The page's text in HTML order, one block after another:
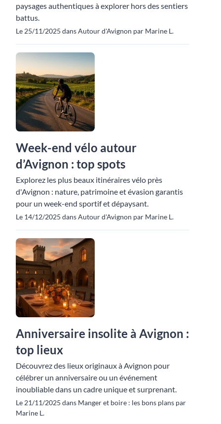
paysages authentiques à explorer hors des sentiers
battus.
Le 25/11/2025 dans Autour d'Avignon par Marine L.
Week-end vélo autour
d’Avignon : top spots
Explorez les plus beaux itinéraires vélo près
d'Avignon : nature, patrimoine et évasion garantis
pour un week-end sportif et dépaysant.
Le 14/12/2025 dans Autour d'Avignon par Marine L.
Anniversaire insolite à Avignon :
top lieux
Découvrez des lieux originaux à Avignon pour
célébrer un anniversaire ou un événement
inoubliable dans un cadre unique et surprenant.
Le 21/11/2025 dans Manger et boire : les bons plans par
Marine L.